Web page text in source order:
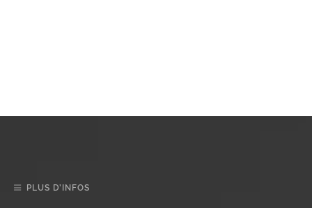
PLUS D’INFOS